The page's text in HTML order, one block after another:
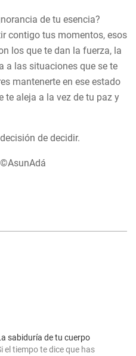
de tu esencia?
contigo tus momentos, esos
los que te dan la fuerza, la
a las situaciones que se te
mantenerte en ese estado
te aleja a la vez de tu paz y
de decidir.
sabiduría de tu cuerpo
el tiempo te dice que has